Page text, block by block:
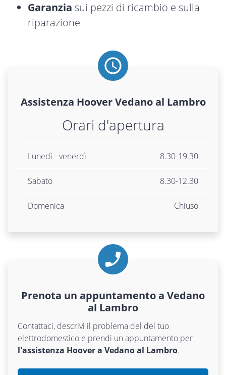
Garanzia sui pezzi di ricambio e sulla
riparazione
Assistenza HooverVedano al Lambro
Orari d'apertura
Lunedì - venerdì 8.30-19.30
Sabato 8.30-12.30
Domenica Chiuso
Prenota un appuntamento a Vedano
al Lambro
Contattaci, descrivi il problema del del tuo
elettrodomestico e prendi un appuntamento per
l'assistenza Hoover a Vedano al Lambro.